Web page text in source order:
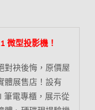
微型投影機！
對袂後悔，原價屋
體展售店！設有
筆電專櫃，展示從